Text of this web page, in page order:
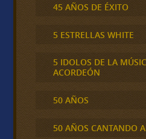
45 AÑOS DE ÉXITO
5 ESTRELLAS WHITE
5 IDOLOS DE LA
ACORDEÓN
50 AÑOS
50 AÑOS CANTANDO